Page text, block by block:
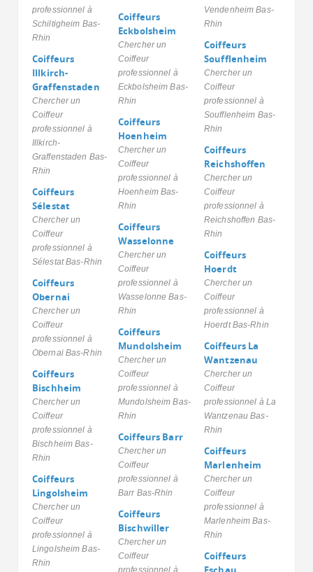
professionnel à
Schiltigheim Bas-
Rhin
Coiffeurs
Illkirch-
Graffenstaden
Chercher un
Coiffeur
professionnel à
Illkirch-
Graffenstaden Bas-
Rhin
Coiffeurs
Sélestat
Chercher un
Coiffeur
professionnel à
Sélestat Bas-Rhin
Coiffeurs
Obernai
Chercher un
Coiffeur
professionnel à
Obernai Bas-Rhin
Coiffeurs
Bischheim
Chercher un
Coiffeur
professionnel à
Bischheim Bas-
Rhin
Coiffeurs
Lingolsheim
Chercher un
Coiffeur
professionnel à
Lingolsheim Bas-
Rhin
Coiffeurs
Eckbolsheim
Chercher un
Coiffeur
professionnel à
Eckbolsheim Bas-
Rhin
Coiffeurs
Hoenheim
Chercher un
Coiffeur
professionnel à
Hoenheim Bas-
Rhin
Coiffeurs
Wasselonne
Chercher un
Coiffeur
professionnel à
Wasselonne Bas-
Rhin
Coiffeurs
Mundolsheim
Chercher un
Coiffeur
professionnel à
Mundolsheim Bas-
Rhin
Coiffeurs Barr
Chercher un
Coiffeur
professionnel à
Barr Bas-Rhin
Coiffeurs
Bischwiller
Chercher un
Coiffeur
professionnel à
Vendenheim Bas-
Rhin
Coiffeurs
Soufflenheim
Chercher un
Coiffeur
professionnel à
Soufflenheim Bas-
Rhin
Coiffeurs
Reichshoffen
Chercher un
Coiffeur
professionnel à
Reichshoffen Bas-
Rhin
Coiffeurs
Hoerdt
Chercher un
Coiffeur
professionnel à
Hoerdt Bas-Rhin
Coiffeurs La
Wantzenau
Chercher un
Coiffeur
professionnel à La
Wantzenau Bas-
Rhin
Coiffeurs
Marlenheim
Chercher un
Coiffeur
professionnel à
Marlenheim Bas-
Rhin
Coiffeurs